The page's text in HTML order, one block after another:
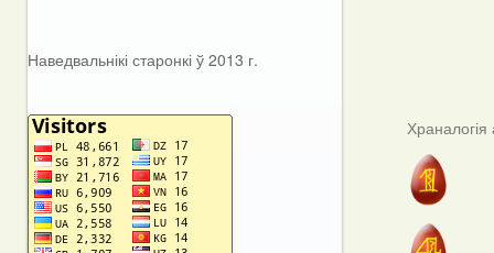
Наведвальнікі старонкі ў 2013 г.